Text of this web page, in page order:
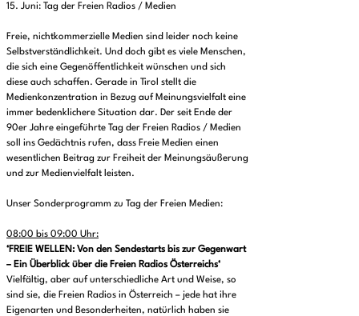
15. Juni: Tag der Freien Radios / Medien
Freie, nichtkommerzielle Medien sind leider noch keine
Selbstverständlichkeit. Und doch gibt es viele Menschen,
die sich eine Gegenöffentlichkeit wünschen und sich
diese auch schaffen. Gerade in Tirol stellt die
Medienkonzentration in Bezug auf Meinungsvielfalt eine
immer bedenklichere Situation dar. Der seit Ende der
90er Jahre eingeführte Tag der Freien Radios / Medien
soll ins Gedächtnis rufen, dass Freie Medien einen
wesentlichen Beitrag zur Freiheit der Meinungsäußerung
und zur Medienvielfalt leisten.
Unser Sonderprogramm zu Tag der Freien Medien:
08:00 bis 09:00 Uhr:
‘FREIE WELLEN: Von den Sendestarts bis zur Gegenwart
– Ein Überblick über die Freien Radios Österreichs‘
Vielfältig, aber auf unterschiedliche Art und Weise, so
sind sie, die Freien Radios in Österreich – jede hat ihre
Eigenarten und Besonderheiten, natürlich haben sie